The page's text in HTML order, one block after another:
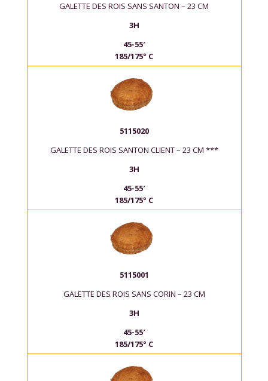
GALETTE DES ROIS SANS SANTON – 23 CM
3H
45-55′
185/175° C
5115020
GALETTE DES ROIS SANTON CLIENT – 23 CM ***
3H
45-55′
185/175° C
5115001
GALETTE DES ROIS SANS CORIN – 23 CM
3H
45-55′
185/175° C